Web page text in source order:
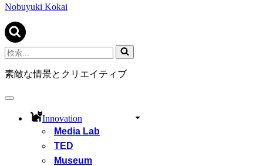
ゲ
シ
ョ
ン
メ
ニ
ュ
Nobuyuki Kokai
検
索...
素敵な情景とクリエイティブ
ナ
Innovation
Media Lab
TED
Museum